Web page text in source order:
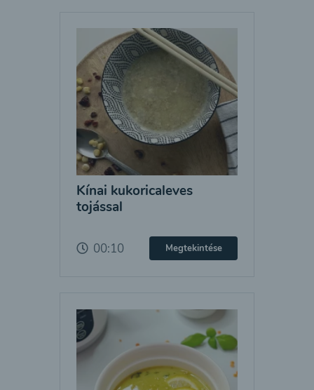
Kínai kukoricaleves
tojással
00:10 Megtekintése